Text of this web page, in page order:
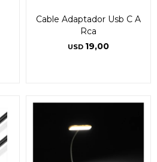
Cable Adaptador Usb C A
Rca
USD 19,00